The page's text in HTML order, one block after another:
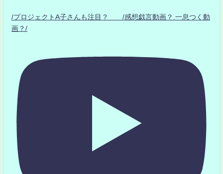
/プロジェクトA子さんも注目？ /感想戯言動画？.一息つく動
画？/